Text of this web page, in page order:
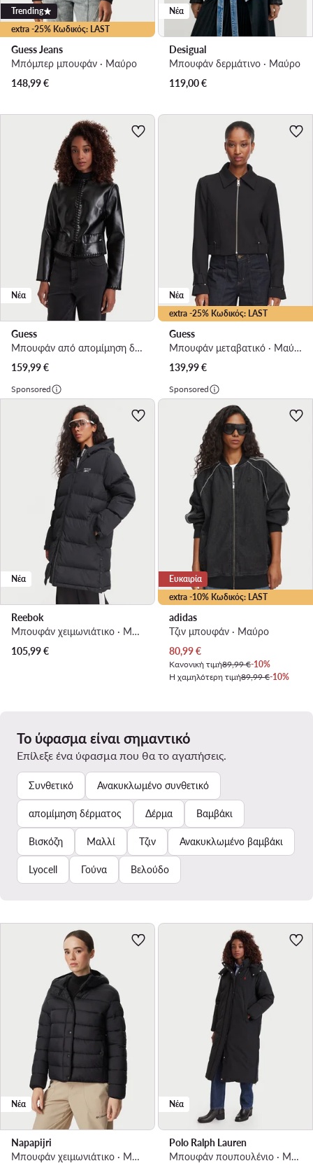
extra -25% Κωδικός: LAST
Trending
Guess Jeans
Μπόμπερ μπουφάν · Μαύρο
148,99€
Νέα
Desigual
Μπουφάν δερμάτινο · Μαύρο
119,00€
Νέα
Guess
Μπουφάν από απομίμηση δέρματος · Μαύρο
159,99€
extra -25% Κωδικός: LAST
Νέα
Guess
Μπουφάν μεταβατικό · Μαύρο
139,99€
Sponsored
Νέα
Reebok
Μπουφάν χειμωνιάτικο · Μαύρο
105,99€
Sponsored
extra -10% Κωδικός: LAST
Ευκαιρία
adidas
Τζιν μπουφάν · Μαύρο
Τρέχουσα τιμή
80,99€
Κανονική τιμή89,99 €-10%
Η χαμηλότερη τιμή89,99 €-10%
Το ύφασμα είναι σημαντικό
Επίλεξε ένα ύφασμα που θα το αγαπήσεις.
Συνθετικό Ανακυκλωμένο συνθετικό
απομίμηση δέρματος Δέρμα Βαμβάκι
Βισκόζη Μαλλί Τζιν Ανακυκλωμένο βαμβάκι
Lyocell Γούνα Βελούδο
Νέα
Napapijri
Μπουφάν χειμωνιάτικο · Μαύρο
Νέα
Polo Ralph Lauren
Μπουφάν πουπουλένιο · Μαύρο